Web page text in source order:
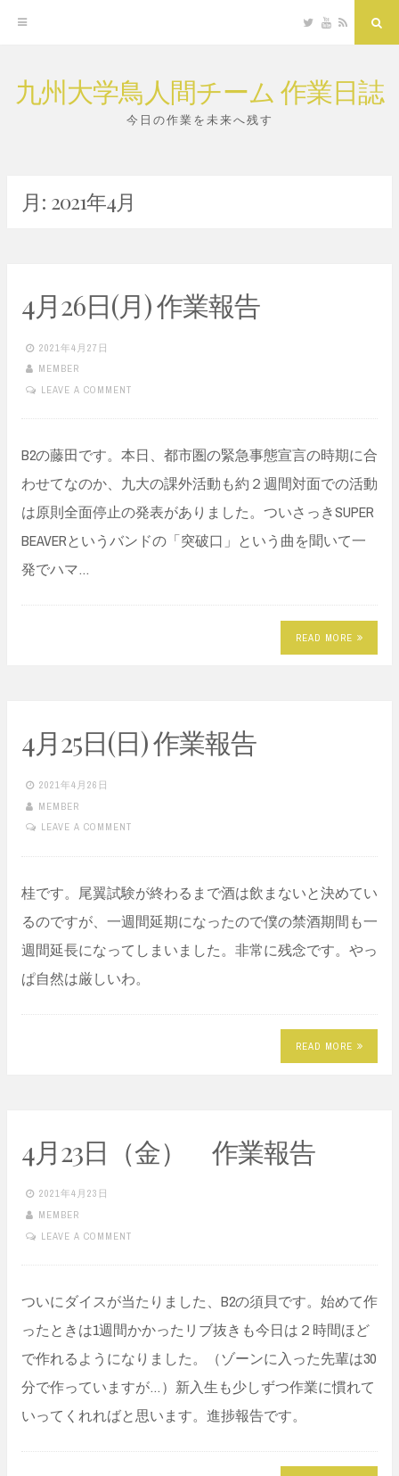
Skip
Twitter
YouTube
RSS
九州大学鳥人間チーム 作業日誌
今日の作業を未来へ残す
月: 2021年4月
4月26日(月) 作業報告
2021年4月27日
MEMBER
LEAVE A COMMENT
B2の藤田です。本日、都市圏の緊急事態宣言の時期に合
わせてなのか、九大の課外活動も約２週間対面での活動
は原則全面停止の発表がありました。ついさっきSUPER
BEAVERというバンドの「突破口」という曲を聞いて一
発でハマ…
READ MORE
4月25日(日) 作業報告
2021年4月26日
MEMBER
LEAVE A COMMENT
桂です。尾翼試験が終わるまで酒は飲まないと決めてい
るのですが、一週間延期になったので僕の禁酒期間も一
週間延長になってしまいました。非常に残念です。やっ
ぱ自然は厳しいわ。
READ MORE
4月23日（金） 作業報告
2021年4月23日
MEMBER
LEAVE A COMMENT
ついにダイスが当たりました、B2の須貝です。始めて作
ったときは1週間かかったリブ抜きも今日は２時間ほど
で作れるようになりました。（ゾーンに入った先輩は30
分で作っていますが…）新入生も少しずつ作業に慣れて
いってくれればと思います。進捗報告です。